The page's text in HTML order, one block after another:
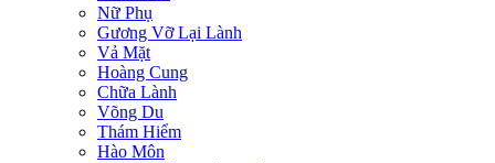
Nữ Phụ
Gương Vỡ Lại Lành
Vả Mặt
Hoàng Cung
Chữa Lành
Võng Du
Thám Hiểm
Hào Môn